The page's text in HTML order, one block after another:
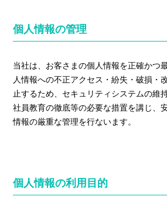
私たちのブログ
企業情報
採用情報
個人情報の管理
当社は、お客さまの個人情報を正確かつ
人情報への不正アクセス・紛失・破損・
止するため、セキュリティシステムの維
社員教育の徹底等の必要な措置を講じ、
情報の厳重な管理を行ないます。
個人情報の利用目的